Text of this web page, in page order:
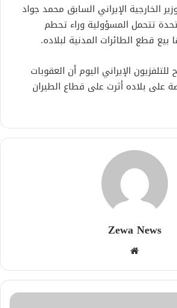
الخارجية الإيراني السابق محمد جواد
تتحمل المسؤولية وراء تحطم
قطع الطائرات المدنية لبلاده.
الإيراني اليوم أن العقوبات
على بلاده أثرت على قطاع الطيران
Zewa News